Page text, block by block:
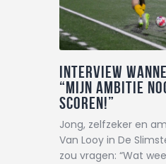
Interview
“Mijn ambitie
Scoren!”
Jong, zelfzeker en
Van Looy in De
zou vragen: “Wat